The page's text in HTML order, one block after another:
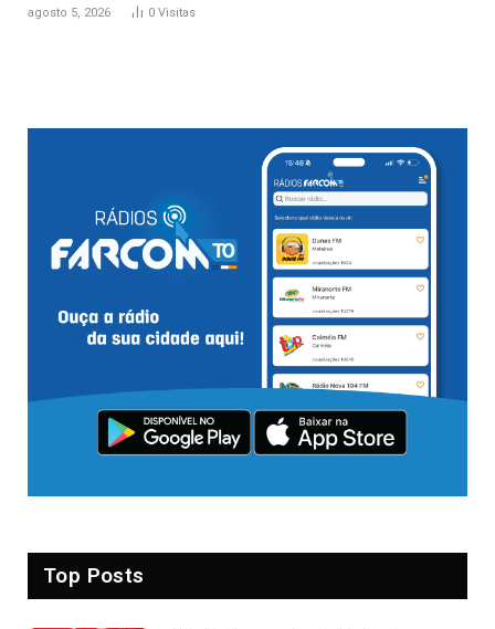
agosto 5, 2026 0 Visitas
Top Posts